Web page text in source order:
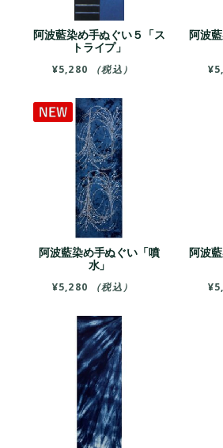
阿波藍染め手ぬぐい５「ス
トライプ」
¥5,280 （税込）
阿波
¥
阿波藍染め手ぬぐい「噴
水」
¥5,280 （税込）
阿波
¥